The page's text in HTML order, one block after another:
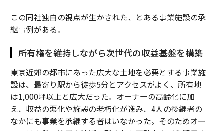
この同社独自の視点が生かされた、とある事業施設の承
継事例がある。
所有権を維持しながら次世代の収益基盤を構築
東京近郊の都市にあった広大な土地を必要とする事業施
設は、最寄り駅から徒歩5分とアクセスがよく、所有地
は1,000坪以上と広大だった。オーナーの高齢化に加
え、収益の悪化や施設の老朽化が進み、4人の後継者の
なかにも事業を承継する者はいなかった。そのためオー